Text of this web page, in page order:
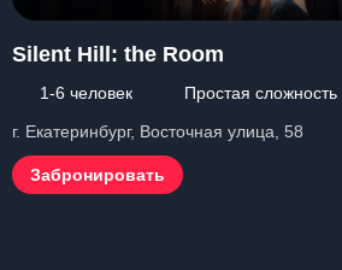
Silent Hill: the Room
1-6 человек
Простая сложность
г. Екатеринбург, Восточная улица, 58
Забронировать